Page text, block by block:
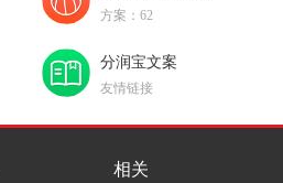
方案：62
分润宝文案
友情链接
相关